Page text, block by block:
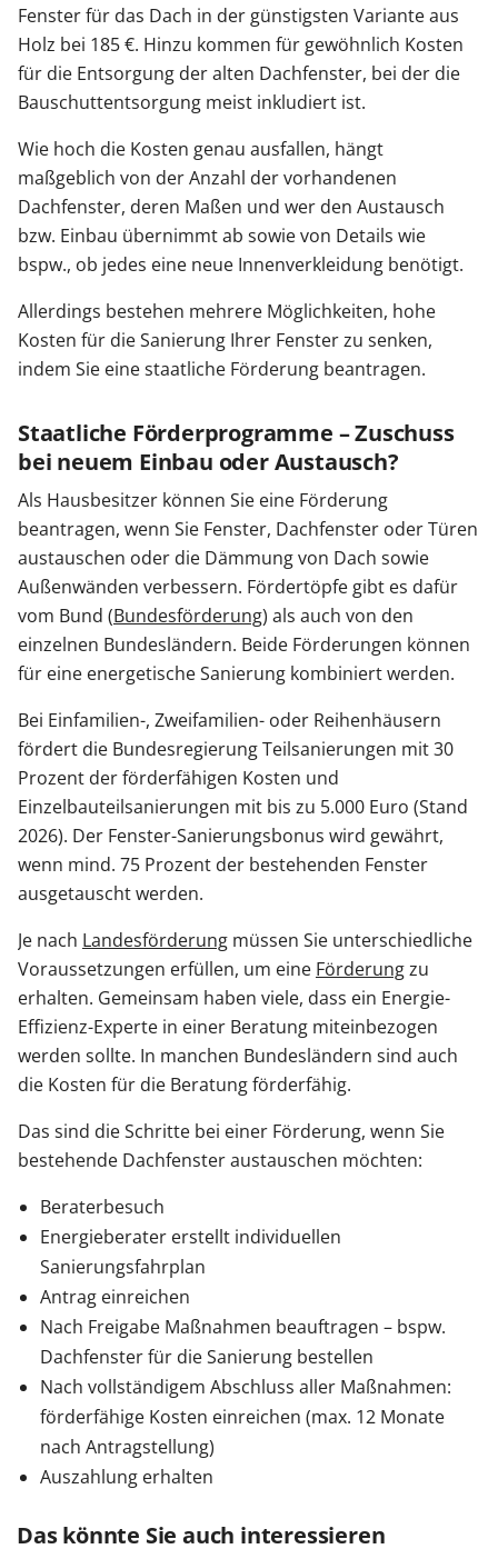
Fenster für das Dach in der günstigsten Variante aus
Holz bei 185 €. Hinzu kommen für gewöhnlich Kosten
für die Entsorgung der alten Dachfenster, bei der die
Bauschuttentsorgung meist inkludiert ist.
Wie hoch die Kosten genau ausfallen, hängt
maßgeblich von der Anzahl der vorhandenen
Dachfenster, deren Maßen und wer den Austausch
bzw. Einbau übernimmt ab sowie von Details wie
bspw., ob jedes eine neue Innenverkleidung benötigt.
Allerdings bestehen mehrere Möglichkeiten, hohe
Kosten für die Sanierung Ihrer Fenster zu senken,
indem Sie eine staatliche Förderung beantragen.
Staatliche Förderprogramme – Zuschuss
bei neuem Einbau oder Austausch?
Als Hausbesitzer können Sie eine Förderung
beantragen, wenn Sie Fenster, Dachfenster oder Türen
austauschen oder die Dämmung von Dach sowie
Außenwänden verbessern. Fördertöpfe gibt es dafür
vom Bund (Bundesförderung) als auch von den
einzelnen Bundesländern. Beide Förderungen können
für eine energetische Sanierung kombiniert werden.
Bei Einfamilien-, Zweifamilien- oder Reihenhäusern
fördert die Bundesregierung Teilsanierungen mit 30
Prozent der förderfähigen Kosten und
Einzelbauteilsanierungen mit bis zu 5.000 Euro (Stand
2026). Der Fenster-Sanierungsbonus wird gewährt,
wenn mind. 75 Prozent der bestehenden Fenster
ausgetauscht werden.
Je nach Landesförderung müssen Sie unterschiedliche
Voraussetzungen erfüllen, um eine Förderungzu
erhalten. Gemeinsam haben viele, dass ein Energie-
Effizienz-Experte in einer Beratung miteinbezogen
werden sollte. In manchen Bundesländern sind auch
die Kosten für die Beratung förderfähig.
Das sind die Schritte bei einer Förderung, wenn Sie
bestehende Dachfenster austauschen möchten:
Beraterbesuch
Energieberater erstellt individuellen
Sanierungsfahrplan
Antrag einreichen
Nach Freigabe Maßnahmen beauftragen – bspw.
Dachfenster für die Sanierung bestellen
Nach vollständigem Abschluss aller Maßnahmen:
förderfähige Kosten einreichen (max. 12 Monate
nach Antragstellung)
Auszahlung erhalten
Das könnte Sie auch interessieren